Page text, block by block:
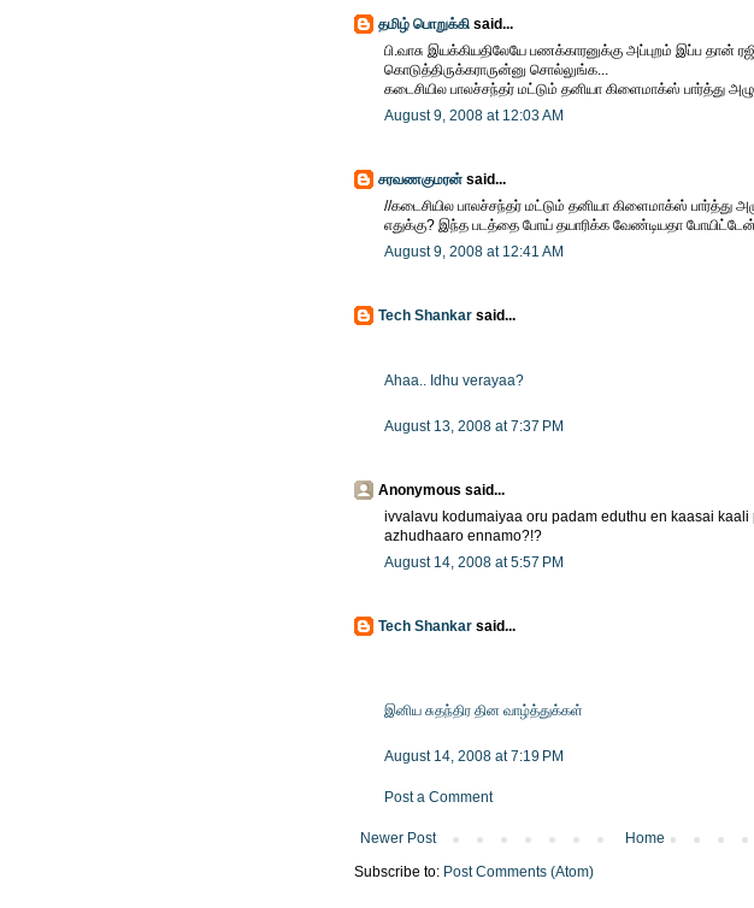
தமிழ் பொறுக்கி said...
பி.வாசு இயக்கியதிலேயே பணக்காரனுக்கு அப்புறம் இப்ப தான்
கொடுத்திருக்கராருன்னு சொல்லுங்க...
கடைசியில பாலச்சந்தர் மட்டும் தனியா கிளைமாக்ஸ் பார்த்து
August 9, 2008 at 12:03 AM
சரவணகுமரன் said...
//கடைசியில பாலச்சந்தர் மட்டும் தனியா கிளைமாக்ஸ் பார்த்து
எதுக்கு? இந்த படத்தை போய் தயாரிக்க வேண்டியதா
August 9, 2008 at 12:41 AM
Tech Shankar said...
Ahaa.. Idhu verayaa?
August 13, 2008 at 7:37 PM
Anonymous said...
ivvalavu kodumaiyaa oru padam eduthu en kaasai kaali
azhudhaaro ennamo?!?
August 14, 2008 at 5:57 PM
Tech Shankar said...
இனிய சுதந்திர தின வாழ்த்துக்கள்
August 14, 2008 at 7:19 PM
Post a Comment
Newer Post
Home
Subscribe to: Post Comments (Atom)